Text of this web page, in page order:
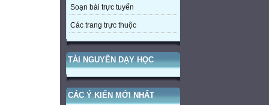
Soạn bài trực tuyến
Các trang trực thuộc
TÀI NGUYÊN DẠY HỌC
CÁC Ý KIẾN MỚI NHẤT